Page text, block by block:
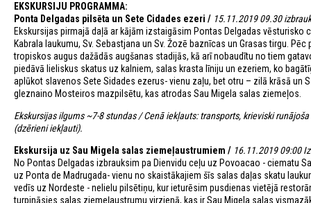
EKSKURSIJU PROGRAMMA:
Ponta Delgadas pilsēta un Sete Cidades ezeri / 15.11.2019 09.30
Ekskursijas pirmajā daļā ar kājām izstaigāsim Pontas Delgadas
Kabrala laukumu, Sv. Sebastjana un Sv. Žozē baznīcas un Grasas tirgu.
tropiskos augus dažādās augšanas stadijās, kā arī nobaudītu no tiem
piedāvā lieliskus skatus uz kalniem, salas krasta līniju un ezeriem, ko
aplūkot slavenos Sete Sidades ezerus- vienu zaļu, bet otru – zilā krāsā
gleznaino Mosteiros mazpilsētu, kas atrodas Sau Migela salas ziemeļos.
Ekskursijas ilgums ~7-8 stundas / Cenā iekļauts: transports, krieviski
(dzērieni iekļauti).
Ekskursija uz Sau Migela salas ziemeļaustrumiem / 16.11.2019 09:00
No Pontas Delgadas izbrauksim pa Dienvidu ceļu uz Povoacao - ciematu
uz Ponta de Madrugada- vienu no skaistākajiem šīs salas daļas skatu
vedīs uz Nordeste - nelielu pilsētiņu, kur ieturēsim pusdienas vietējā
turpināsies salas ziemeļaustrumu virzienā, kas ir Sau Migela salas